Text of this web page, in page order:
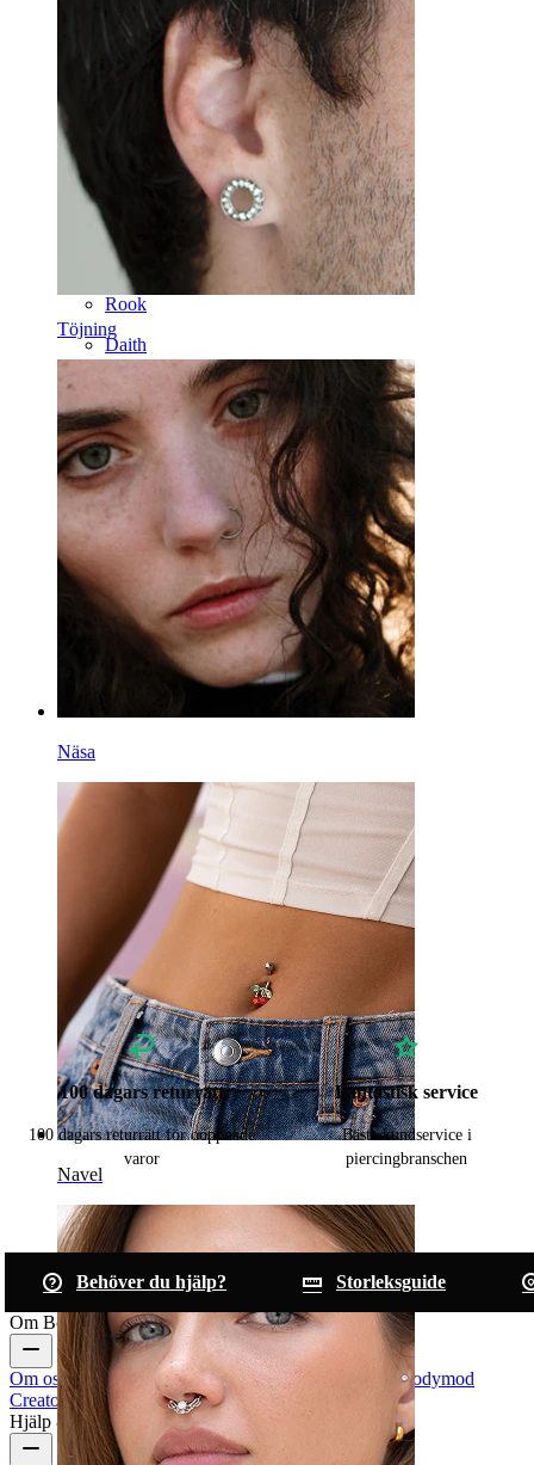
Töjning
Näsa
Navel
14 kt guld
Tragus
Barbell
Rook
Daith
Ring
Verktyg
Örsnibb
Titan
100 dagars returrätt
100 dagars returrätt för oöppnade
varor
Fantastisk service
Bästa kundservice i
piercingbranschen
Behöver du hjälp?
Storleksguide
Om Bodymod
Om ossBloggKöpvillkor Kontakta ossBodymod Pro Bodymod
CreatorsBodymod Recensioner
Hjälp & information